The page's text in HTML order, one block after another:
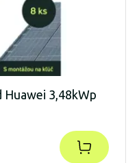
3,48kWp